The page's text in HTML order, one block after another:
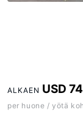
ALKAEN USD 74
per huone / yötä